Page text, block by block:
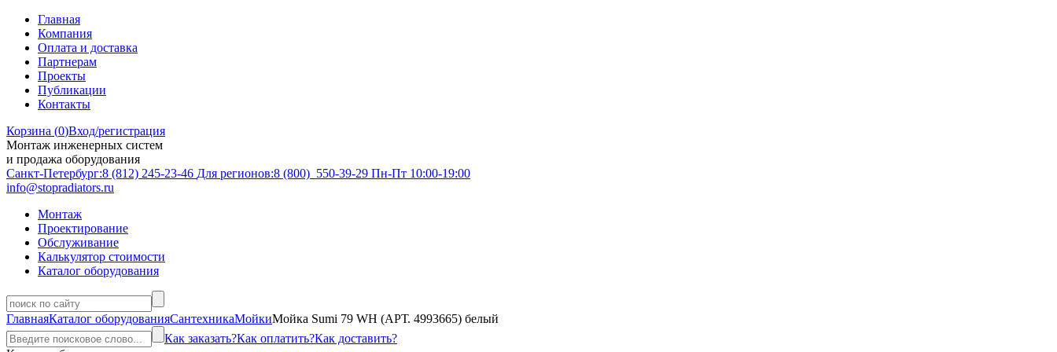
Главная
Компания
Оплата и доставка
Партнерам
Проекты
Публикации
Контакты
Корзина (0)Вход/регистрация
Монтаж инженерных систем
и продажа оборудования
Санкт-Петербург:8 (812) 245-23-46 Для регионов:8 (800) 550-39-29 Пн-Пт 10:00-19:00
info@stopradiators.ru
Монтаж
Проектирование
Обслуживание
Калькулятор стоимости
Каталог оборудования
ГлавнаяКаталог оборудованияСантехникаМойкиМойка Sumi 79 WH (АРТ. 4993665) белый
Как заказать?Как оплатить?Как доставить?